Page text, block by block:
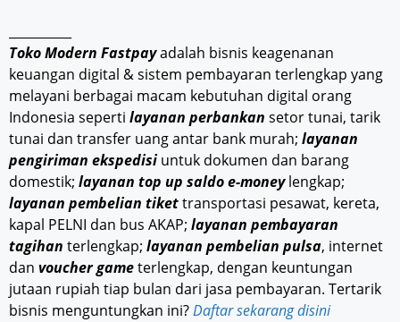
Toko Modern Fastpayadalah bisnis keagenanan
keuangan digital & sistem pembayaran terlengkap yang
melayani berbagai macam kebutuhan digital orang
Indonesia seperti layanan perbankan setor tunai, tarik
tunai dan transfer uang antar bank murah; layanan
pengiriman ekspedisi untuk dokumen dan barang
domestik; layanan top up saldo e-moneylengkap;
layanan pembelian tikettransportasi pesawat, kereta,
kapal PELNI dan bus AKAP; layanan pembayaran
tagihan terlengkap; layanan pembelian pulsa, internet
dan voucher gameterlengkap, dengan keuntungan
jutaan rupiah tiap bulan dari jasa pembayaran. Tertarik
bisnis menguntungkan ini?Daftar sekarang disini